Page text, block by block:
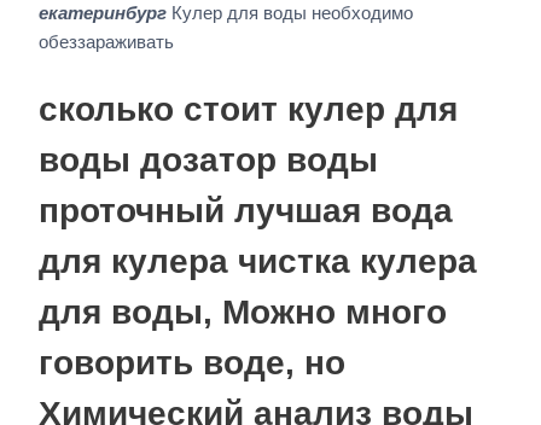
екатеринбург Кулер для воды необходимо
обеззараживать
сколько стоит кулер для
воды дозатор воды
проточный лучшая вода
для кулера чистка кулера
для воды, Можно много
говорить воде, но
Химический анализ воды